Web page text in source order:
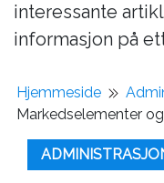
interessante
informasjon på
Hjemmeside
Markedselementer